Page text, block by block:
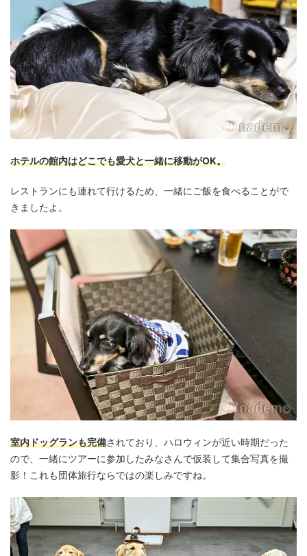
ホテルの館内はどこでも愛犬と一緒に移動がOK。
レストランにも連れて行けるため、一緒にご飯を食べることがで
きましたよ。
室内ドッグランも完備されており、ハロウィンが近い時期だった
ので、一緒にツアーに参加したみなさんで仮装して集合写真を撮
影！これも団体旅行ならではの楽しみですね。